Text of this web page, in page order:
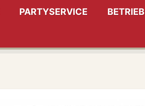
PARTYSERVICE BETRIEB